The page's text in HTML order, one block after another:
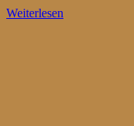
Weiterlesen